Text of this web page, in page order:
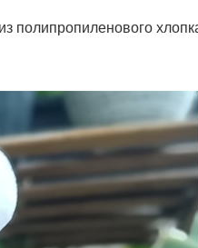
полипропиленового